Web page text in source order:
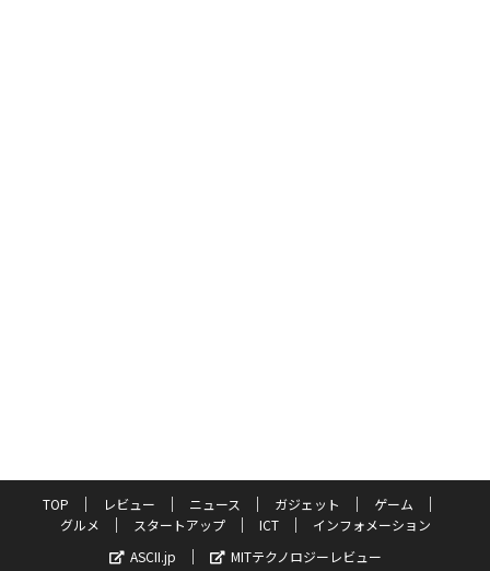
TOP レビュー ニュース ガジェット
ゲーム
グルメ
スタートアップ ICT
インフォメーション
ASCII.jp
MITテクノロジーレビュー